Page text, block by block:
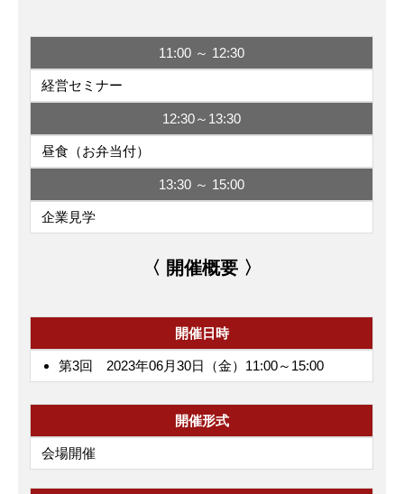
11:00 ～ 12:30
経営セミナー
12:30～13:30
昼食（お弁当付）
13:30 ～ 15:00
企業見学
〈 開催概要 〉
開催日時
第3回 2023年06月30日（金）11:00～15:00
開催形式
会場開催